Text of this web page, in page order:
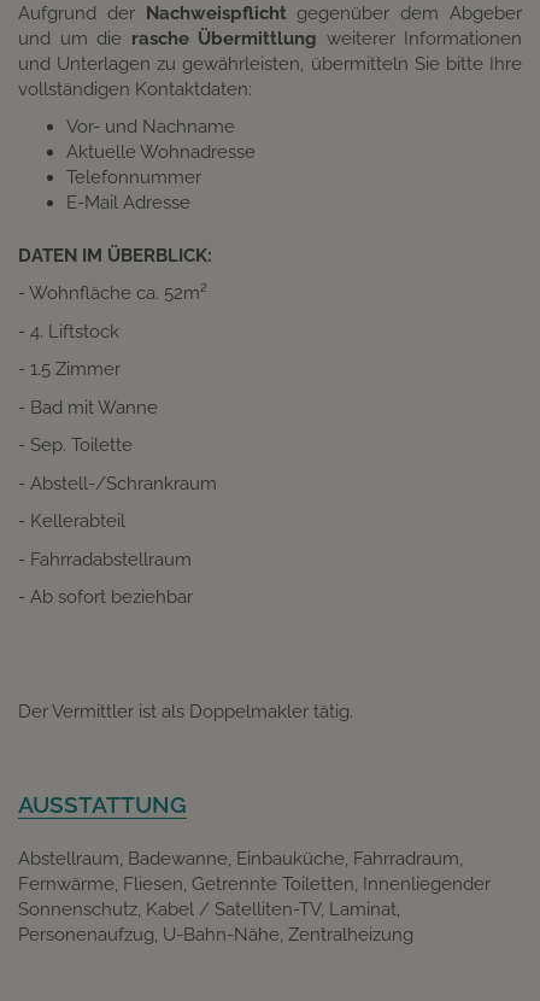
Aufgrund der Nachweispflichtgegenüber dem Abgeber
und um die rasche Übermittlung weiterer Informationen
und Unterlagen zu gewährleisten, übermitteln Sie bitte Ihre
vollständigen Kontaktdaten:
Vor- und Nachname
Aktuelle Wohnadresse
Telefonnummer
E-Mail Adresse
DATEN IM ÜBERBLICK:
- Wohnfläche ca. 52m²
- 4. Liftstock
- 1.5 Zimmer
- Bad mit Wanne
- Sep. Toilette
- Abstell-/Schrankraum
- Kellerabteil
- Fahrradabstellraum
- Ab sofort beziehbar
Der Vermittler ist als Doppelmakler tätig.
AUSSTATTUNG
Abstellraum Badewanne Einbauküche Fahrradraum
Fernwärme Fliesen Getrennte Toiletten Innenliegender
Sonnenschutz Kabel / Satelliten-TV Laminat
Personenaufzug U-Bahn-Nähe Zentralheizung